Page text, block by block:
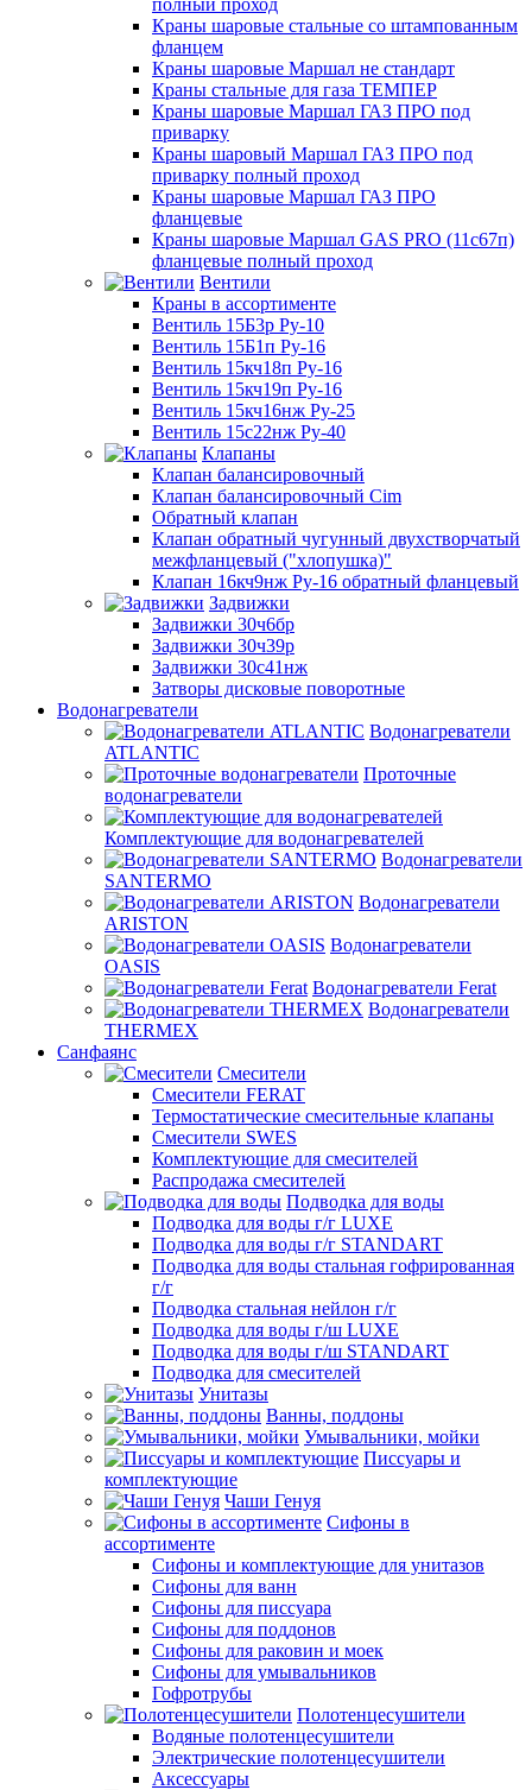
Краны шаровые стальные со штампованным
фланцем
Краны шаровые Маршал не стандарт
Краны стальные для газа ТЕМПЕР
Краны шаровые Маршал ГАЗ ПРО под
приварку
Краны шаровый Маршал ГАЗ ПРО под
приварку полный проход
Краны шаровые Маршал ГАЗ ПРО
фланцевые
Краны шаровые Маршал GAS PRO (11с67п)
фланцевые полный проход
Вентили
Краны в ассортименте
Вентиль 15Б3р Ру-10
Вентиль 15Б1п Ру-16
Вентиль 15кч18п Ру-16
Вентиль 15кч19п Ру-16
Вентиль 15кч16нж Ру-25
Вентиль 15с22нж Ру-40
Клапаны
Клапан балансировочный
Клапан балансировочный Cim
Обратный клапан
Клапан обратный чугунный двухстворчатый
межфланцевый ("хлопушка)"
Клапан 16кч9нж Ру-16 обратный фланцевый
Задвижки
Задвижки 30ч6бр
Задвижки 30ч39р
Задвижки 30с41нж
Затворы дисковые поворотные
Водонагреватели
Водонагреватели
ATLANTIC
Проточные
водонагреватели
Комплектующие для водонагревателей
Водонагреватели
SANTERMO
Водонагреватели
ARISTON
Водонагреватели
OASIS
Водонагреватели Ferat
Водонагреватели
THERMEX
Санфаянс
Смесители
Смесители FERAT
Термостатические смесительные клапаны
Смесители SWES
Комплектующие для смесителей
Распродажа смесителей
Подводка для воды
Подводка для воды г/г LUXE
Подводка для воды г/г STANDART
Подводка для воды стальная гофрированная
г/г
Подводка стальная нейлон г/г
Подводка для воды г/ш LUXE
Подводка для воды г/ш STANDART
Подводка для смесителей
Унитазы
Ванны, поддоны
Умывальники, мойки
Писсуары и
комплектующие
Чаши Генуя
Сифоны в
ассортименте
Сифоны и комплектующие для унитазов
Сифоны для ванн
Сифоны для писсуара
Сифоны для поддонов
Сифоны для раковин и моек
Сифоны для умывальников
Гофротрубы
Полотенцесушители
Водяные полотенцесушители
Электрические полотенцесушители
Аксессуары